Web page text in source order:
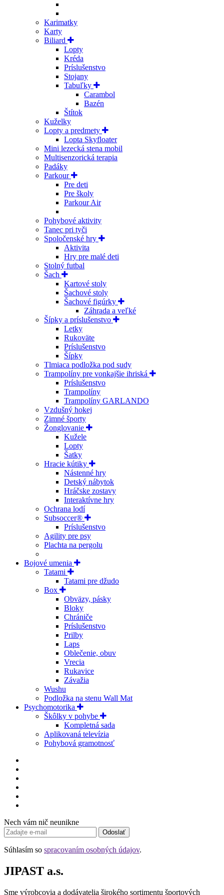
Karimatky
Karty
Biliard
Lopty
Kréda
Príslušenstvo
Stojany
Tabuľky
Carambol
Bazén
Štítok
Kuželky
Lopty a predmety
Lopta Skyfloater
Mini lezecká stena mobil
Multisenzorická terapia
Padáky
Parkour
Pre deti
Pre školy
Parkour Air
Pohybové aktivity
Tanec pri tyči
Spoločenské hry
Aktivita
Hry pre malé deti
Stolný futbal
Šach
Kartové stoly
Šachové stoly
Šachové figúrky
Záhrada a veľké
Šípky a príslušenstvo
Letky
Rukoväte
Príslušenstvo
Šípky
Tlmiaca podložka pod sudy
Trampolíny pre vonkajšie ihriská
Príslušenstvo
Trampolíny
Trampolíny GARLANDO
Vzdušný hokej
Zimné športy
Žonglovanie
Kužele
Lopty
Šatky
Hracie kútiky
Nástenné hry
Detský nábytok
Hráčske zostavy
Interaktívne hry
Ochrana lodí
Subsoccer®
Príslušenstvo
Agility pre psy
Plachta na pergolu
Bojové umenia
Tatami
Tatami pre džudo
Box
Obväzy, pásky
Bloky
Chrániče
Príslušenstvo
Prilby
Laps
Oblečenie, obuv
Vrecia
Rukavice
Závažia
Wushu
Podložka na stenu Wall Mat
Psychomotorika
Škôlky v pohybe
Kompletná sada
Aplikovaná televízia
Pohybová gramotnosť
Nech vám nič neunikne
Odoslať
Súhlasím so spracovaním osobných údajov.
JIPAST a.s.
Sme výrobcovia a dodávatelia širokého sortimentu športových